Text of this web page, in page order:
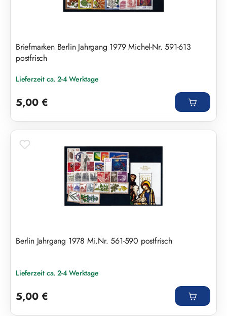
Briefmarken Berlin Jahrgang 1979 Michel-Nr. 591-613
postfrisch
Lieferzeit ca. 2-4 Werktage
5,00 €
Berlin Jahrgang 1978 Mi.Nr. 561-590 postfrisch
Lieferzeit ca. 2-4 Werktage
5,00 €